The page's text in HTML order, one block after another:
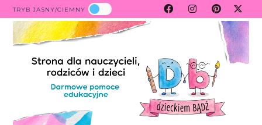
TRYB JASNY/CIEMNY